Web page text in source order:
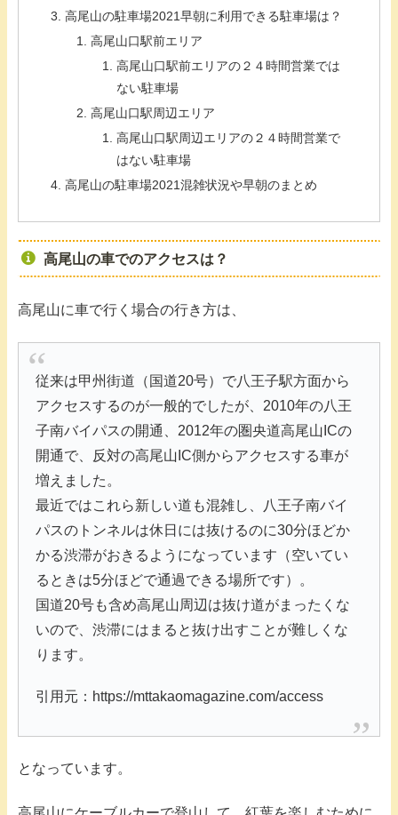
高尾山の駐車場2021早朝に利用できる駐車場は？
高尾山口駅前エリア
高尾山口駅前エリアの２４時間営業では
ない駐車場
高尾山口駅周辺エリア
高尾山口駅周辺エリアの２４時間営業で
はない駐車場
高尾山の駐車場2021混雑状況や早朝のまとめ
高尾山の車でのアクセスは？
高尾山に車で行く場合の行き方は、
従来は甲州街道（国道20号）で八王子駅方面から
アクセスするのが一般的でしたが、2010年の八王
子南バイパスの開通、2012年の圏央道高尾山ICの
開通で、反対の高尾山IC側からアクセスする車が
増えました。
最近ではこれら新しい道も混雑し、八王子南バイ
パスのトンネルは休日には抜けるのに30分ほどか
かる渋滞がおきるようになっています（空いてい
るときは5分ほどで通過できる場所です）。
国道20号も含め高尾山周辺は抜け道がまったくな
いので、渋滞にはまると抜け出すことが難しくな
ります。
引用元：https://mttakaomagazine.com/access
となっています。